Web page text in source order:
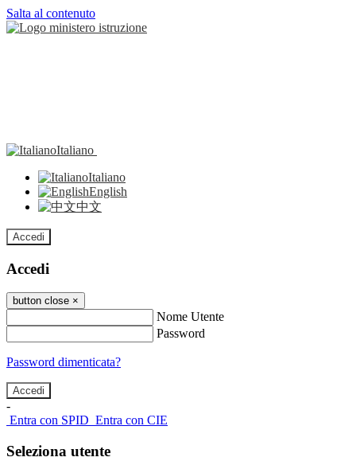
Salta al contenuto
Italiano
Italiano
English
中文
Accedi
Accedi
button close ×
Nome Utente
Password
Password dimenticata?
-
Entra con SPID Entra con CIE
Seleziona utente